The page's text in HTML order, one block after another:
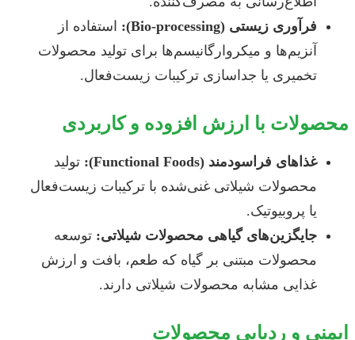
فرآوری زیستی (Bio-processing):
استفاده از
آنزیم‌ها و میکروارگانیسم‌ها برای تولید محصولات
تخمیری یا جداسازی ترکیبات زیست‌فعال.
محصولات با ارزش افزوده و کاربردی
غذاهای فراسودمند (Functional Foods):
تولید
محصولات شیلاتی غنی‌شده با ترکیبات زیست‌فعال
یا پروبیوتیک.
جایگزین‌های گیاهی محصولات شیلاتی: توسعه
محصولات مبتنی بر گیاه که طعم، بافت و ارزش
غذایی مشابه محصولات شیلاتی دارند.
ایمنی و ردیابی محصولات